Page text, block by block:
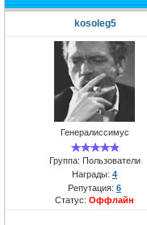
kosoleg5
Генералиссимус
Группа: Пользователи
Награды: 4
Репутация: 6
Статус: Оффлайн